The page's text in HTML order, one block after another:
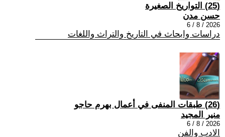
(25) التواريخ الصغيرة
حسن مدن
2026 / 8 / 6
دراسات وابحاث في التاريخ والتراث واللغات
(26) طبقات المنفى في أعمال بهرم حاجو
منير المجيد
2026 / 8 / 6
الادب والفن